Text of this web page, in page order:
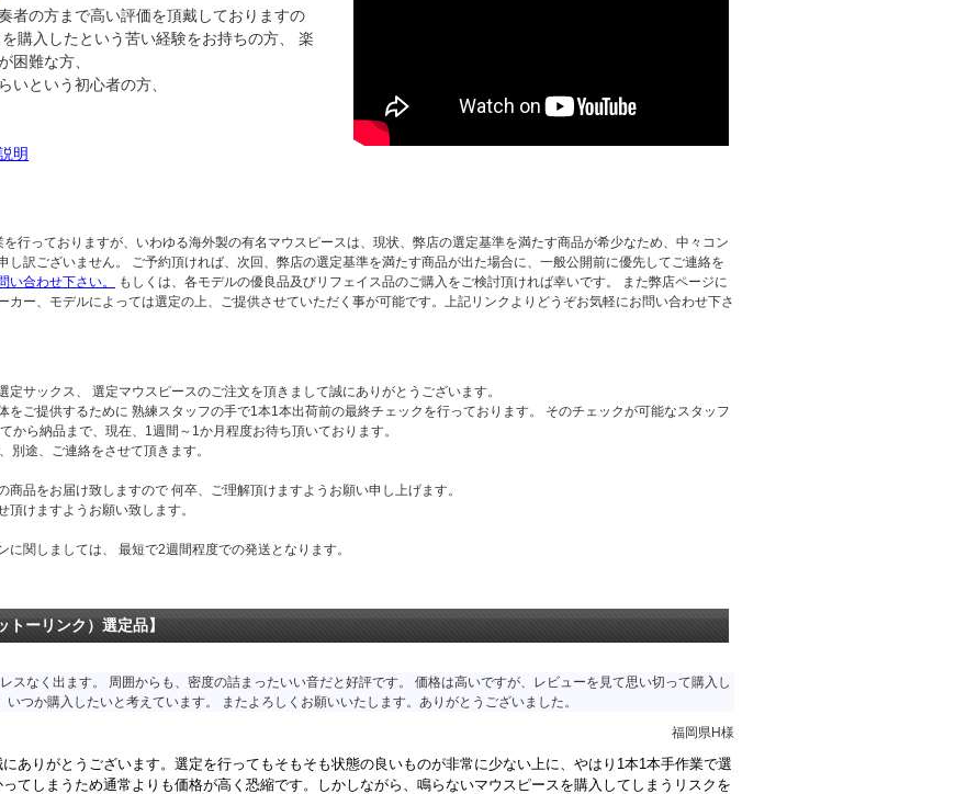
者の方まで高い評価を頂戴しておりますの
購入したという苦い経験をお持ちの方、 楽
困難な方、
いという初心者の方、
明
行っておりますが、いわゆる海外製の有名マウスピースは、現状、弊店の選定基準を満たす商品が希少なため、中々コン
し訳ございません。 ご予約頂ければ、次回、弊店の選定基準を満たす商品が出た場合に、一般公開前に優先してご連絡を
い合わせ下さい。
もしくは、各モデルの優良品及びリフェイス品のご購入をご検討頂ければ幸いです。 また弊店ページに
カー、モデルによっては選定の上、ご提供させていただく事が可能です。上記リンクよりどうぞお気軽にお問い合わせ下さ
サックス、 選定マウスピースのご注文を頂きまして誠にありがとうございます。
をご提供するために 熟練スタッフの手で1本1本出荷前の最終チェックを行っております。 そのチェックが可能なスタッフ
から納品まで、現在、1週間～1か月程度お待ち頂いております。
途、ご連絡をさせて頂きます。
品をお届け致しますので 何卒、ご理解頂けますようお願い申し上げます。
けますようお願い致します。
関しましては、 最短で2週間程度での発送となります。
ーリンク）選定品】
スなく出ます。 周囲からも、密度の詰まったいい音だと好評です。 価格は高いですが、レビューを見て思い切って購入し
つか購入したいと考えています。 またよろしくお願いいたします。ありがとうございました。
福岡県H様
にありがとうございます。選定を行ってもそもそも状態の良いものが非常に少ない上に、やはり1本1本手作業で選
てしまうため通常よりも価格が高く恐縮です。しかしながら、鳴らないマウスピースを購入してしまうリスクを